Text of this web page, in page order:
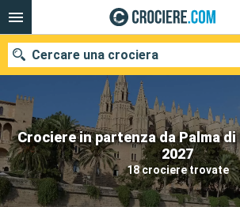
Crociere in partenza da Palma di
2027
18 crociere trovate
Cercare una crociera
Le nostre destinazioni
Mesi di partenza